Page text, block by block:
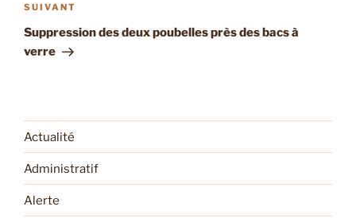
Article
suivant
SUIVANT
Suppression des deux poubelles près des bacs à
verre
Actualité
Administratif
Alerte